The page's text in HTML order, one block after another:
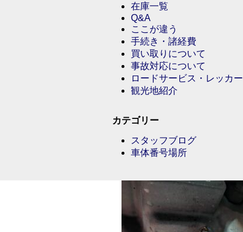
在庫一覧
Q&A
ここが違う
手続き・諸経費
買い取りについて
事故対応について
ロードサービス・レッカー
観光地紹介
カテゴリー
スタッフブログ
車体番号場所